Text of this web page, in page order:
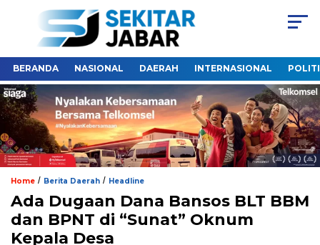
BERANDA NASIONAL DAERAH INTERNASIONAL
Home / Berita Daerah / Headline
Ada Dugaan Dana Bansos BLT BBM
dan BPNT di “Sunat” Oknum
Kepala Desa